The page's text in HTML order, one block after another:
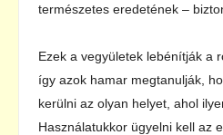
természetes eredetének –
Ezek a vegyületek lebénítják a
így azok hamar megtanulják,
kerülni az olyan helyet, ahol
Használatukkor ügyelni kell az